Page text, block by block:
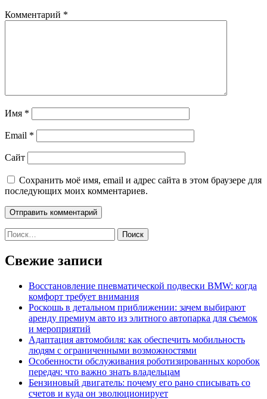
Комментарий *
Имя *
Email *
Сайт
Сохранить моё имя, email и адрес сайта в этом браузере для
последующих моих комментариев.
Найти:
Свежие записи
Восстановление пневматической подвески BMW: когда
комфорт требует внимания
Роскошь в детальном приближении: зачем выбирают
аренду премиум авто из элитного автопарка для съемок
и мероприятий
Адаптация автомобиля: как обеспечить мобильность
людям с ограниченными возможностями
Особенности обслуживания роботизированных коробок
передач: что важно знать владельцам
Бензиновый двигатель: почему его рано списывать со
счетов и куда он эволюционирует